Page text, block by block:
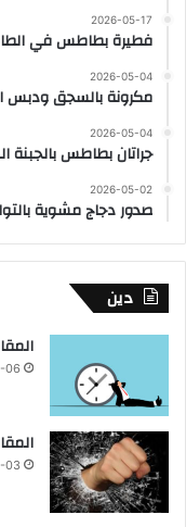
2026-05-17
فطيرة بطاطس في
2026-05-04
مكرونة بالسجق ودبس
2026-05-04
جراتان بطاطس بالجبنة
2026-05-02
صدور دجاج مشوية
دين
المقال رقم 7
06
المقال رقم 6
03